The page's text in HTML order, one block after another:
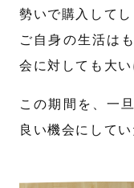
勢いで購入して
ご自身の生活は
会に対しても大
この期間を、一
良い機会にして